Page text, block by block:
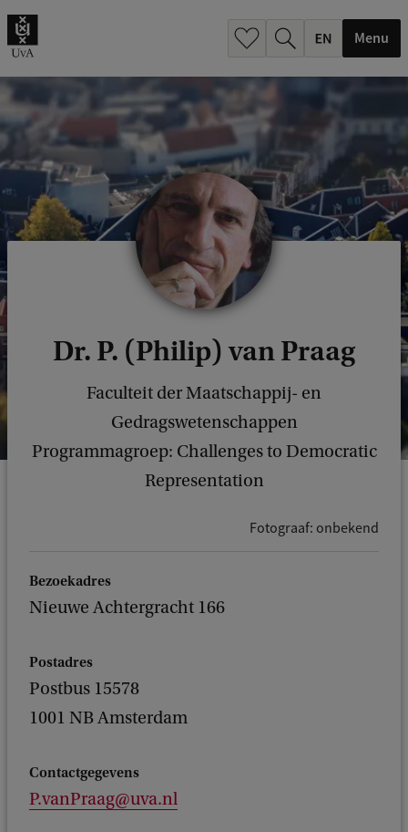
Menu
Dr. P. (Philip) van Praag
Faculteit der Maatschappij- en
Gedragswetenschappen
Programmagroep: Challenges to Democratic
Representation
Fotograaf: onbekend
Bezoekadres
Nieuwe Achtergracht 166
Postadres
Postbus 15578
1001 NB Amsterdam
Contactgegevens
P.vanPraag@uva.nl